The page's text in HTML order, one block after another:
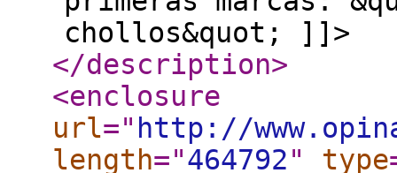
chollos&quot; ]]>
</description>
<enclosure
url=" http://
length="464792" type